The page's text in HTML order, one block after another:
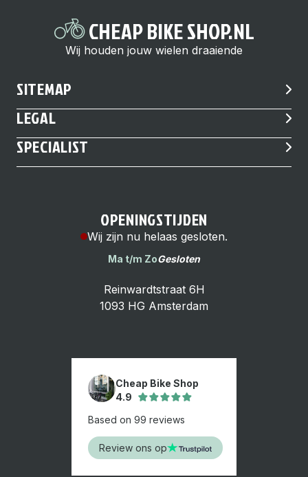
CHEAP BIKE SHOP.NL
Wij houden jouw wielen draaiende
SITEMAP
LEGAL
SPECIALIST
Cheap Bike Shop
4.9
Based on 99 reviews
Review ons op
OPENINGSTIJDEN
Wij zijn nu helaas gesloten.
Ma t/m ZoGesloten
Reinwardtstraat 6H
1093 HG Amsterdam